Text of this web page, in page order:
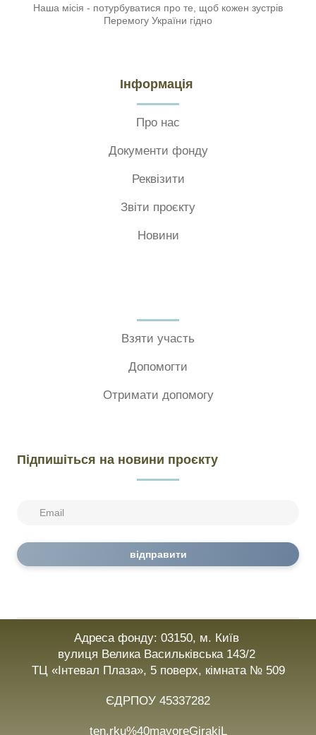
Наша місія - потурбуватися про те, щоб кожен зустрів
Перемогу України гідно
Інформація
Про нас
Документи фонду
Реквізити
Звіти проєкту
Новини
Взяти участь
Допомогти
Отримати допомогу
Підпишіться на новини проєкту
відправити
Адреса фонду: 03150, м. Київ
вулиця Велика Васильківська 143/2
ТЦ «Інтевал Плаза», 5 поверх, кімната № 509
ЄДРПОУ 45337282
ten.rku%40mayoreGirakiL